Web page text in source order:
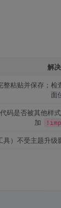
解
整粘贴并保存；
面
码是否被其他样
加
具）不受主题升